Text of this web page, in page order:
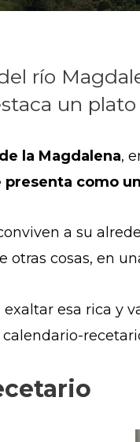
río
un
la Magdalena,
presenta como
a su
otras cosas, en
esa rica y